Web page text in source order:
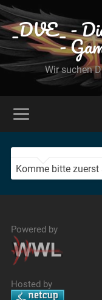
_DVE_ -
-
Wir suchen
Komme bitte zuerst
Powered by
Hosted by